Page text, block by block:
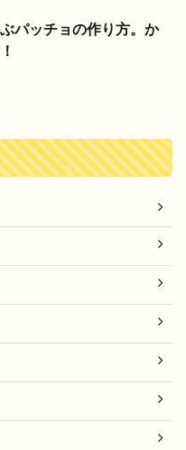
ぶパッチョの作り方。か